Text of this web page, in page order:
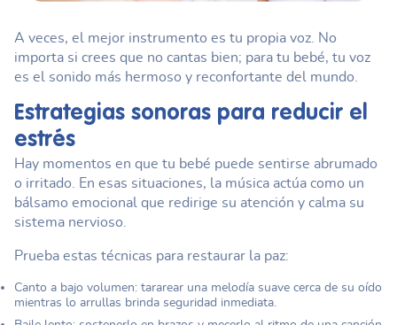
A veces, el mejor instrumento es tu propia voz. No
importa si crees que no cantas bien; para tu bebé, tu voz
es el sonido más hermoso y reconfortante del mundo.
Estrategias sonoras para reducir el
estrés
Hay momentos en que tu bebé puede sentirse abrumado
o irritado. En esas situaciones, la música actúa como un
bálsamo emocional que redirige su atención y calma su
sistema nervioso.
Prueba estas técnicas para restaurar la paz:
Canto a bajo volumen: tararear una melodía suave cerca de su oído
mientras lo arrullas brinda seguridad inmediata.